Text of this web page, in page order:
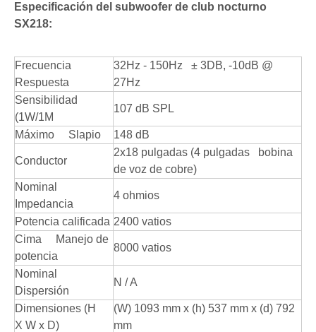
Especificación del subwoofer de club nocturno
SX218:
Frecuencia
Respuesta
32Hz - 150Hz ± 3DB, -10dB @
27Hz
Sensibilidad
(1W/1M
107 dB SPL
Máximo Slapio 148 dB
Conductor
2x18 pulgadas (4 pulgadas bobina
de voz de cobre)
Nominal
Impedancia
4 ohmios
Potencia calificada 2400 vatios
Cima Manejo de
potencia
8000 vatios
Nominal
Dispersión
N / A
Dimensiones (H
X W x D)
(W) 1093 mm x (h) 537 mm x (d) 792
mm